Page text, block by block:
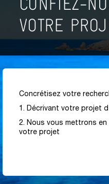
Concrétisez votre
1. Décrivant votre projet
2. Nous vous mettrons
votre projet